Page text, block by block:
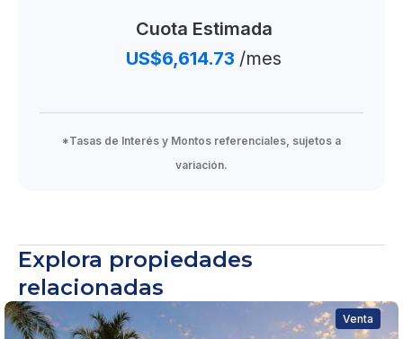
Cuota Estimada
US$6,614.73 /mes
*Tasas de Interés y Montos referenciales, sujetos a
variación.
Explora propiedades
relacionadas
Venta